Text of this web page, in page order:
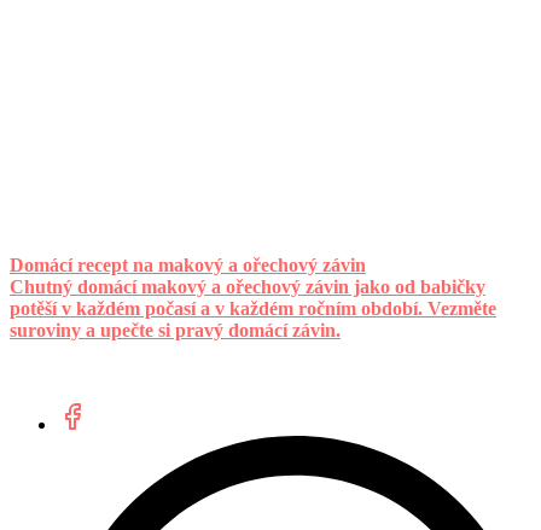
Domácí recept na makový a ořechový závin
Chutný domácí makový a ořechový závin jako od babičky
potěší v každém počasí a v každém ročním období. Vezměte
suroviny a upečte si pravý domácí závin.